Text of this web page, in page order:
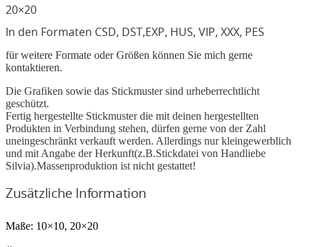
20×20
In den Formaten CSD, DST,EXP, HUS, VIP, XXX, PES
für weitere Formate oder Größen können Sie mich gerne
kontaktieren.
Die Grafiken sowie das Stickmuster sind urheberrechtlicht
geschützt.
Fertig hergestellte Stickmuster die mit deinen hergestellten
Produkten in Verbindung stehen, dürfen gerne von der Zahl
uneingeschränkt verkauft werden. Allerdings nur kleingewerblich
und mit Angabe der Herkunft(z.B.Stickdatei von Handliebe
Silvia).Massenproduktion ist nicht gestattet!
Zusätzliche Information
Maße: 10×10, 20×20